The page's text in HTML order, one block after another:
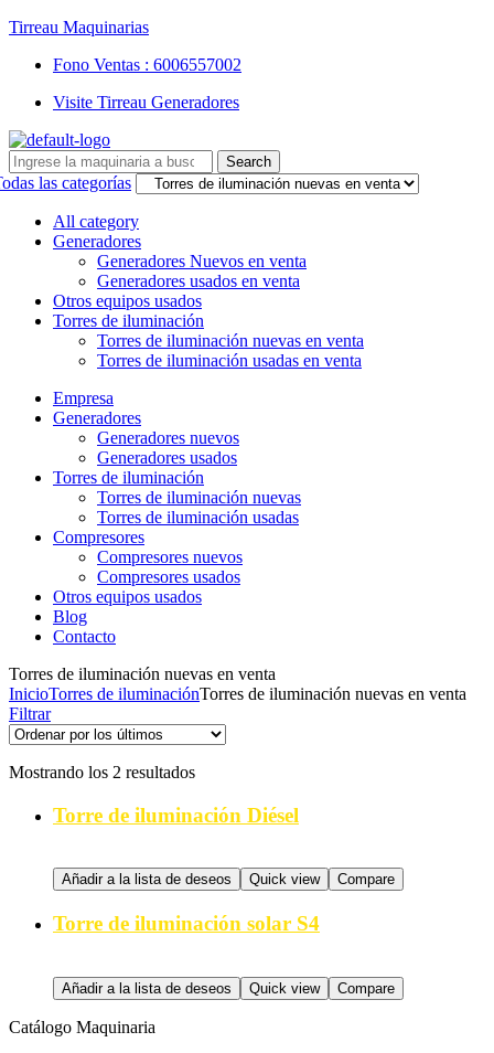
Tirreau Maquinarias
Fono Ventas : 6006557002
Visite Tirreau Generadores
Search
for:
Search
las categorías
All category
Generadores
Generadores Nuevos en venta
Generadores usados en venta
Otros equipos usados
Torres de iluminación
Torres de iluminación nuevas en venta
Torres de iluminación usadas en venta
Menu
Empresa
Generadores
Generadores nuevos
Generadores usados
Torres de iluminación
Torres de iluminación nuevas
Torres de iluminación usadas
Compresores
Compresores nuevos
Compresores usados
Otros equipos usados
Blog
Contacto
Torres de iluminación nuevas en venta
InicioTorres de iluminaciónTorres de iluminación nuevas en venta
Filtrar
Mostrando los 2 resultadosOrdenado
los
últimos
Torre de iluminación Diésel
Añadir a la lista de deseos Quick view Compare
Torre de iluminación solar S4
Añadir a la lista de deseos Quick view Compare
Catálogo Maquinaria